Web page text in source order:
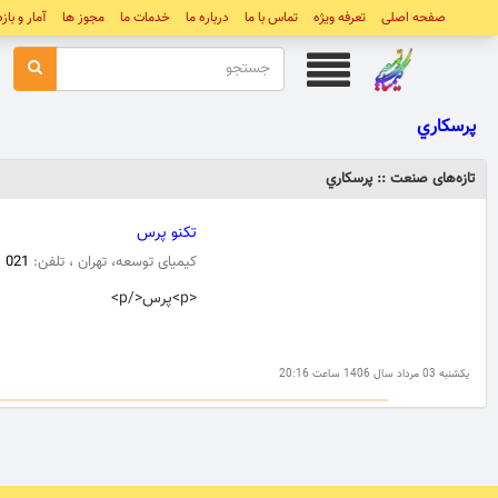
صفحه اصلی تعرفه ویژه تماس با ما درباره ما خدمات ما مجوز ها آمار و
پرسكاري
تازه‌های صنعت :: پرسكاري
یکشنبه 03 مرداد سال 1406 ساعت 20:16
تکنو پرس
کیمیای توسعه، تهران ، تلفن: 021
<p>پرس</p>